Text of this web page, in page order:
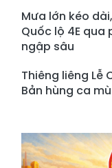
Mưa lớn kéo
Quốc lộ 4E qua
ngập sâu
Thiêng liêng Lễ
Bản hùng ca